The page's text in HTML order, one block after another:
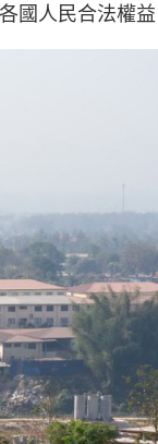
國人民合法權